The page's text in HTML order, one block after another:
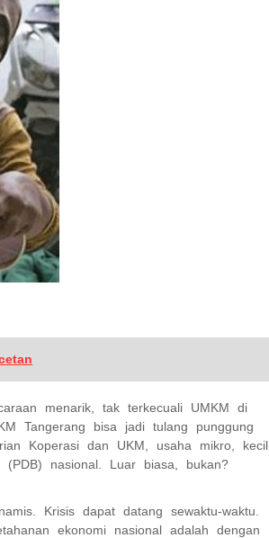
menarik, tak terkecuali UMKM di
Tangerang bisa jadi tulang punggung
Koperasi dan UKM, usaha mikro, kecil,
nasional. Luar biasa, bukan?
Krisis dapat datang sewaktu-waktu.
ekonomi nasional adalah dengan